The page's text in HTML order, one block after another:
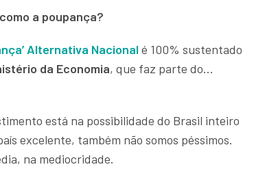
a poupança?
Alternativa Nacionalé 100% sustentado
da Economia, que faz parte do…
está na possibilidade do Brasil inteiro
excelente, também não somos péssimos.
na mediocridade.